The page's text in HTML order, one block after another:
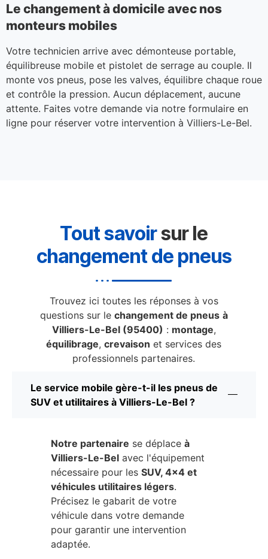
Le changement à domicile avec nos
monteurs mobiles
Votre technicien arrive avec démonteuse portable,
équilibreuse mobile et pistolet de serrage au couple. Il
monte vos pneus, pose les valves, équilibre chaque roue
et contrôle la pression. Aucun déplacement, aucune
attente. Faites votre demande via notre formulaire en
ligne pour réserver votre intervention à Villiers-Le-Bel.
Tout savoirsur le
changement de pneus
Trouvez ici toutes les réponses à vos
questions sur le changement de pneus à
Villiers-Le-Bel (95400) : montage,
équilibrage,crevaison et services des
professionnels partenaires.
Le service mobile gère-t-il les pneus de
SUV et utilitaires à Villiers-Le-Bel ?
Notre partenaire se déplace à
Villiers-Le-Bel avec l'équipement
nécessaire pour les SUV, 4x4 et
véhicules utilitaires légers.
Précisez le gabarit de votre
véhicule dans votre demande
pour garantir une intervention
adaptée.